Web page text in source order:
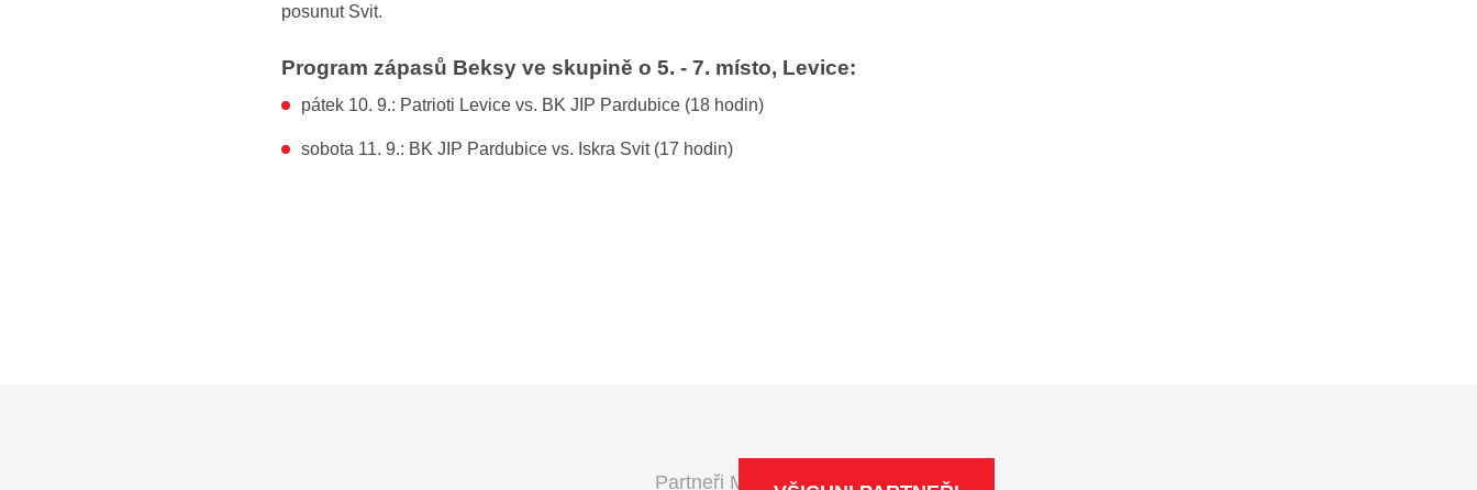
posunut Svit.
Program zápasů Beksy ve skupině o 5. - 7. místo, Levice:
pátek 10. 9.: Patrioti Levice vs. BK JIP Pardubice (18 hodin)
sobota 11. 9.: BK JIP Pardubice vs. Iskra Svit (17 hodin)
Partneři Maxa NBL